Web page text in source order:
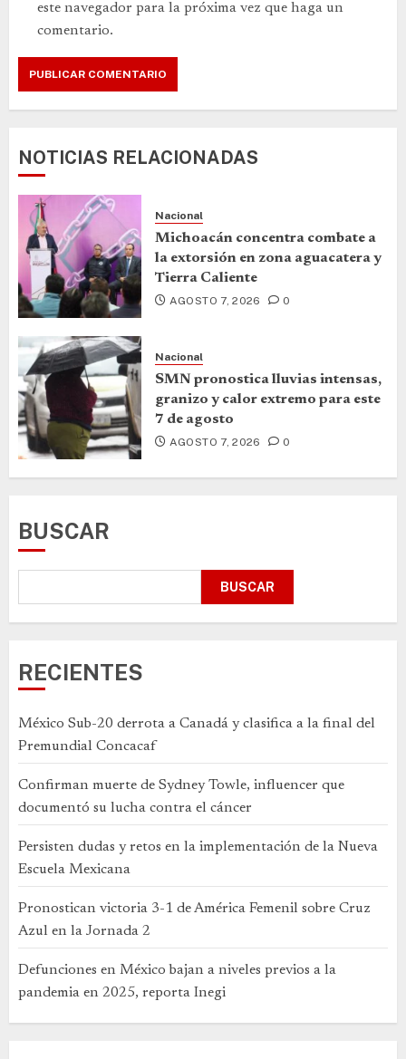
este navegador para la próxima vez que haga un
comentario.
NOTICIAS RELACIONADAS
Nacional
Michoacán concentra combate a
la extorsión en zona aguacatera y
Tierra Caliente
AGOSTO 7, 2026 0
Nacional
SMN pronostica lluvias intensas,
granizo y calor extremo para este
7 de agosto
AGOSTO 7, 2026 0
BUSCAR
BUSCAR
RECIENTES
México Sub-20 derrota a Canadá y clasifica a la final del
Premundial Concacaf
Confirman muerte de Sydney Towle, influencer que
documentó su lucha contra el cáncer
Persisten dudas y retos en la implementación de la Nueva
Escuela Mexicana
Pronostican victoria 3-1 de América Femenil sobre Cruz
Azul en la Jornada 2
Defunciones en México bajan a niveles previos a la
pandemia en 2025, reporta Inegi